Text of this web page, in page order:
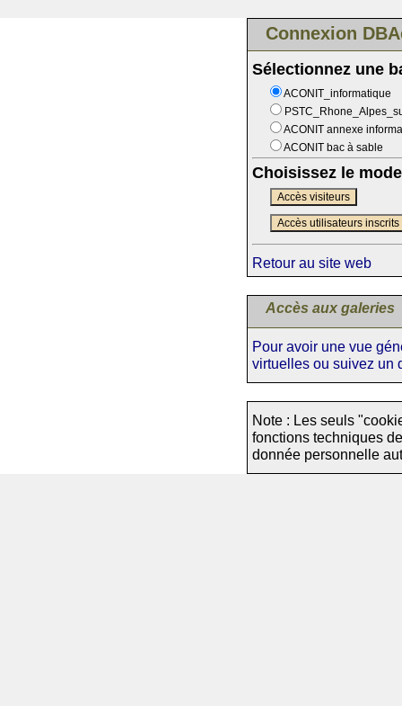
Connexion
Sélectionnez une
ACONIT_informatique
ACONIT annexe
ACONIT bac à sable
Choisissez le
Accès visiteurs
Accès utilisateurs inscrits
Retour au site web
Accès aux galeries
Pour avoir une vue
virtuelles ou suivez un
Note : Les seuls
fonctions techniques
donnée personnelle